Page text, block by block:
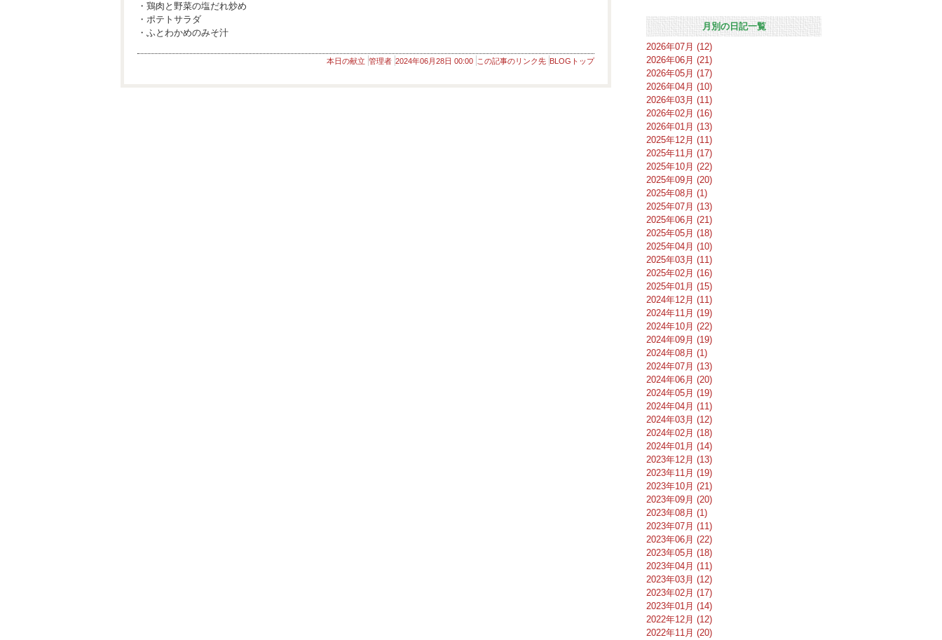
・鶏肉と野菜の塩だれ炒め
・ポテトサラダ
・ふとわかめのみそ汁
本日の献立 管理者 2024年06月28日 00:00 この記事のリンク先 BLOGトップ
月別の日記一覧
2026年07月 (12)
2026年06月 (21)
2026年05月 (17)
2026年04月 (10)
2026年03月 (11)
2026年02月 (16)
2026年01月 (13)
2025年12月 (11)
2025年11月 (17)
2025年10月 (22)
2025年09月 (20)
2025年08月 (1)
2025年07月 (13)
2025年06月 (21)
2025年05月 (18)
2025年04月 (10)
2025年03月 (11)
2025年02月 (16)
2025年01月 (15)
2024年12月 (11)
2024年11月 (19)
2024年10月 (22)
2024年09月 (19)
2024年08月 (1)
2024年07月 (13)
2024年06月 (20)
2024年05月 (19)
2024年04月 (11)
2024年03月 (12)
2024年02月 (18)
2024年01月 (14)
2023年12月 (13)
2023年11月 (19)
2023年10月 (21)
2023年09月 (20)
2023年08月 (1)
2023年07月 (11)
2023年06月 (22)
2023年05月 (18)
2023年04月 (11)
2023年03月 (12)
2023年02月 (17)
2023年01月 (14)
2022年12月 (12)
2022年11月 (20)